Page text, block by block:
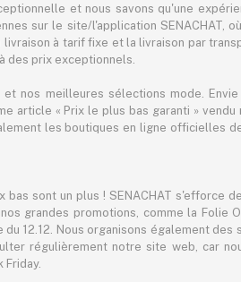
et nous savons qu'une
sur le site/l'application SENACHAT,
à tarif fixe et la livraison par
des prix exceptionnels.
et nos meilleures sélections mode.
article « Prix le plus bas garanti »
les boutiques en ligne officielles
sont un plus ! SENACHAT s'efforce
grandes promotions, comme la Folie
du 12.12. Nous organisons également
régulièrement notre site web, car